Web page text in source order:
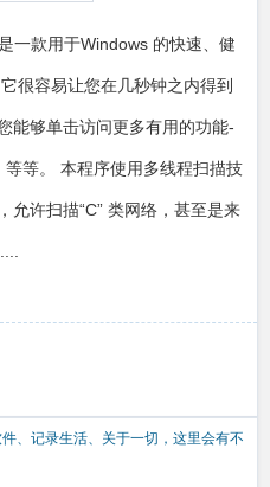
一款用于Windows 的快速、健
很容易让您在几秒钟之内得到
能够单击访问更多有用的功能-
等。 本程序使用多线程扫描技
允许扫描“C” 类网络，甚至是来
、记录生活、关于一切，这里会有不